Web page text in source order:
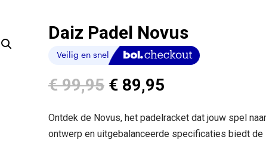
Daiz Padel Novus
€99,95 Oorspronkelijke
prijs
was:
€ 99,95.
€ 89,95
is:
€ 89,95.
Ontdek de Novus, het padelracket dat jouw spel
ontwerp en uitgebalanceerde specificaties biedt